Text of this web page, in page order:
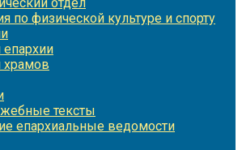
по физической культуре и спорту
епархии
храмов
тексты
епархиальные ведомости